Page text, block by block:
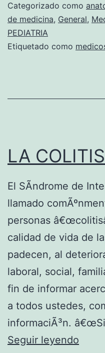
r
m
.
Categorizado como
de medicina, General,
PEDIATRIA
Etiquetado como
LA
El SÃ­ndrome de
llamado
personas
calidad de vida de
padecen, al
laboral, social,
fin de informar
a todos ustedes,
informaciÃ³n.
Seguir leyendo